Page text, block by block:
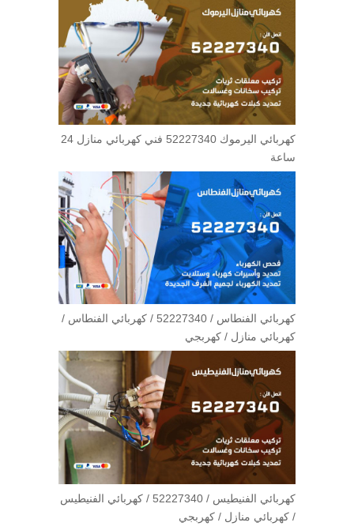
كهربائي اليرموك 52227340 فني كهربائي منازل 24
ساعة
كهربائي الفنطاس / 52227340 / كهربائي الفنطاس /
كهربائي منازل / كهربجي
كهربائي الفنيطيس / 52227340 / كهربائي الفنيطيس
/ كهربائي منازل / كهربجي